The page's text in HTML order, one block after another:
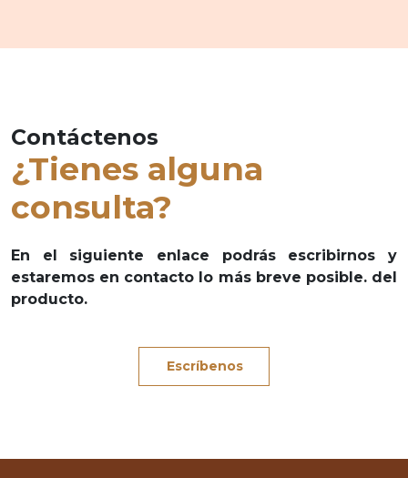
Contáctenos
¿Tienes alguna
consulta?
En el siguiente enlace podrás escribirnos y
estaremos en contacto lo más breve posible. del
producto.
Escríbenos